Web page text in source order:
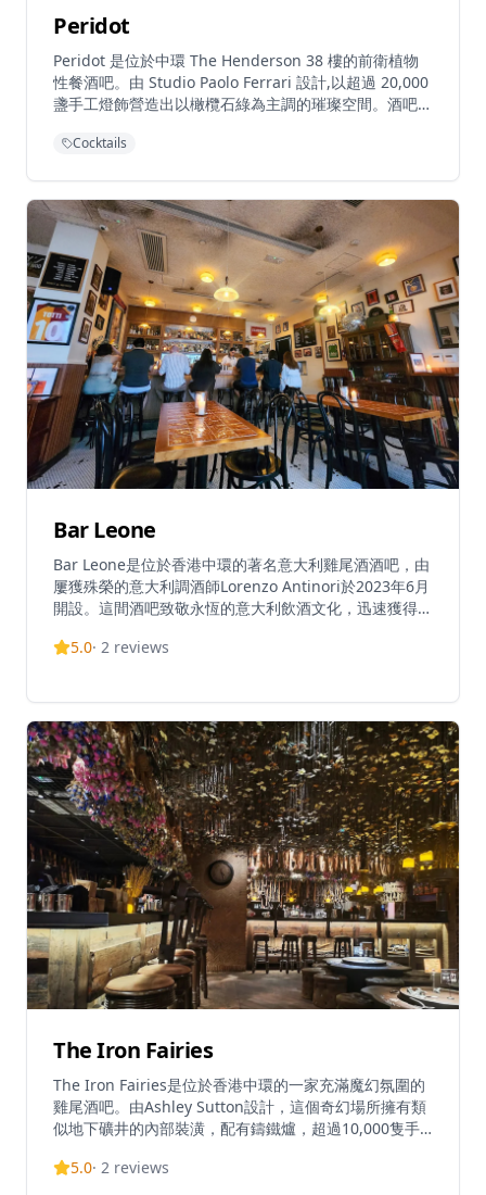
Peridot
Peridot 是位於中環 The Henderson 38 樓的前衛植物
性餐酒吧。由 Studio Paolo Ferrari 設計,以超過 20,000
盞手工燈飾營造出以橄欖石綠為主調的璀璨空間。酒吧由
劃,並由曾任職 Noma 的主廚 Lisandro Illa 呈獻發酵為
景觀。
Cocktails
Bar Leone
Bar Leone是位於香港中環的著名意大利雞尾酒酒吧，由
屢獲殊榮的意大利調酒師Lorenzo Antinori於2023年6月
開設。這間酒吧致敬永恆的意大利飲酒文化，迅速獲得國
Bar Leone秉承意大利的歡聚和社區理念，營造溫馨的鄰
飲品而著稱。酒吧週二至週日17:00營業至深夜，不接受
預訂，已確立其作為亞洲頂級雞尾酒目的地的地位。
5.0· 2 reviews
The Iron Fairies
The Iron Fairies是位於香港中環的一家充滿魔幻氛圍的
雞尾酒吧。由Ashley Sutton設計，這個奇幻場所擁有類
似地下礦井的內部裝潢，配有鑄鐵爐，超過10,000隻手
提供現場爵士樂和藍調音樂，卓越的調酒技藝和創新的舒
5.0· 2 reviews